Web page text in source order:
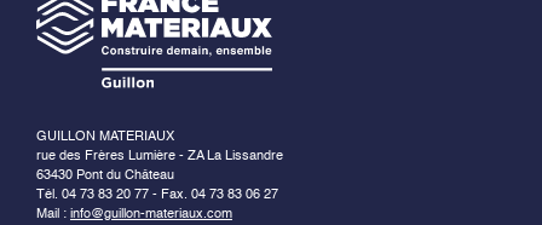
GUILLON MATERIAUX
rue des Frères Lumière - ZA La Lissandre
63430 Pont du Château
Tél. 04 73 83 20 77 - Fax. 04 73 83 06 27
Mail : info@guillon-materiaux.com